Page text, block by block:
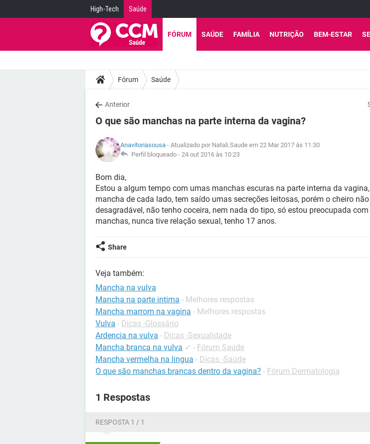
High-Tech Saúde
FÓRUM SAÚDE FAMÍLIA NUTRIÇÃO BEM-ESTAR
Fórum Saúde
Anterior
O que são manchas na parte interna da vagina?
Anavitoriasousa - Atualizado por Natali.Saude em 22 Mar 2017 às 11:30
Perfil bloqueado - 24 out 2016 às 10:23
Bom dia,
Estou a algum tempo com umas manchas escuras na parte interna da
mancha de cada lado, tem saído umas secreções leitosas, porém o cheiro
desagradável, não tenho coceira, nem nada do tipo, só estou preocupada
manchas, nunca tive relação sexual, tenho 17 anos.
Share
Veja também:
Mancha na vulva
Mancha na parte intima - Melhores respostas
Mancha marrom na vagina - Melhores respostas
Vulva - Dicas -Glossário
Ardencia na vulva - Dicas -Sexualidade
Mancha branca na vulva ✓ - Fórum Saúde
Mancha vermelha na lingua - Dicas -Saúde
O que são manchas brancas dentro da vagina? - Fórum Dermatologia
1 Respostas
RESPOSTA 1 / 1